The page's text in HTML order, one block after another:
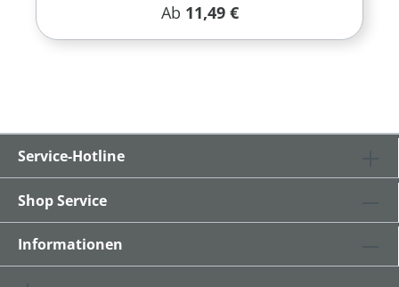
Regulärer Preis:
Ab 11,49 €
Service-Hotline
Shop Service
Informationen